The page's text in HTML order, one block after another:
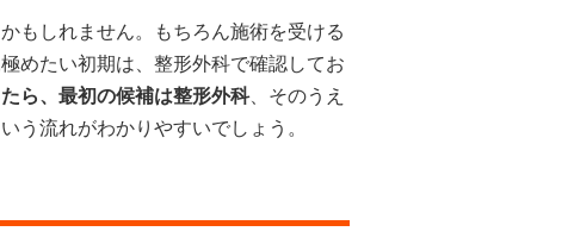
もしれません。もちろん施術を受ける
めたい初期は、整形外科で確認してお
ら、最初の候補は整形外科、そのうえ
う流れがわかりやすいでしょう。